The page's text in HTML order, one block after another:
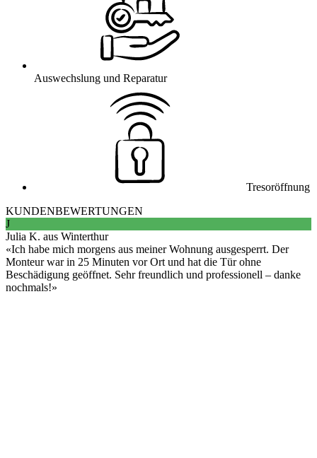
Auswechslung und Reparatur
Tresoröffnung
KUNDENBEWERTUNGEN
J
Julia K. aus Winterthur
Ich habe mich morgens aus meiner Wohnung ausgesperrt. Der
Monteur war in 25 Minuten vor Ort und hat die Tür ohne
Beschädigung geöffnet. Sehr freundlich und professionell – danke
nochmals!